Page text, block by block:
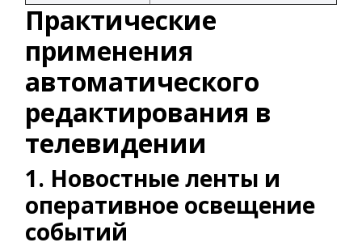
Практические
применения
автоматического
редактирования в
телевидении
1. Новостные ленты и
оперативное освещение
событий